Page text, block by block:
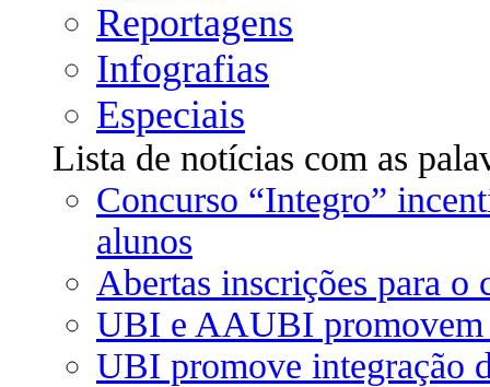
Reportagens
Infografias
Especiais
Lista de notícias com as
Concurso “Integro”
alunos
Abertas inscrições para
UBI e AAUBI
UBI promove integração